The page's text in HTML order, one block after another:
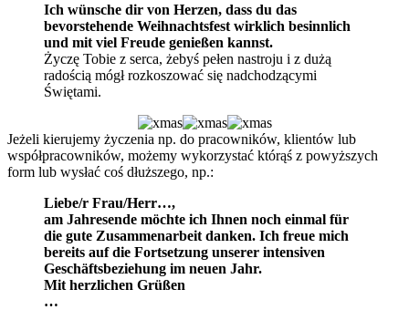
Ich wünsche dir von Herzen, dass du das
bevorstehende Weihnachtsfest wirklich besinnlich
und mit viel Freude genießen kannst.
Życzę Tobie z serca, żebyś pełen nastroju i z dużą
radością mógł rozkoszować się nadchodzącymi
Świętami.
Jeżeli kierujemy życzenia np. do pracowników, klientów lub
współpracowników, możemy wykorzystać którąś z powyższych
form lub wysłać coś dłuższego, np.:
Liebe/r Frau/Herr…,
am Jahresende möchte ich Ihnen noch einmal für
die gute Zusammenarbeit danken. Ich freue mich
bereits auf die Fortsetzung unserer intensiven
Geschäftsbeziehung im neuen Jahr.
Mit herzlichen Grüßen
…